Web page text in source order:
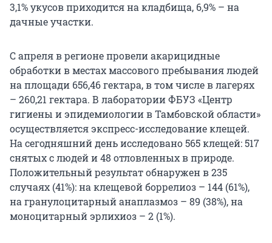
3,1% укусов приходится на кладбища, 6,9% – на
дачные участки.
С апреля в регионе провели акарицидные
обработки в местах массового пребывания людей
на площади 656,46 гектара, в том числе в лагерях
– 260,21 гектара. В лаборатории ФБУЗ «Центр
гигиены и эпидемиологии в Тамбовской области»
осуществляется экспресс-исследование клещей.
На сегодняшний день исследовано 565 клещей: 517
снятых с людей и 48 отловленных в природе.
Положительный результат обнаружен в 235
случаях (41%): на клещевой боррелиоз – 144 (61%),
на гранулоцитарный анаплазмоз – 89 (38%), на
моноцитарный эрлихиоз – 2 (1%).